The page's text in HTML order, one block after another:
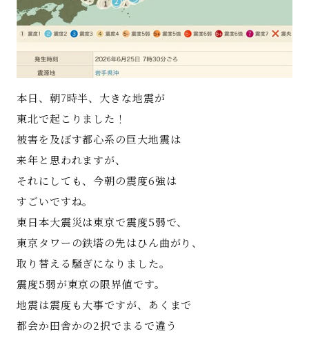
本日、朝7時半、大きな地震が
東北で起こりました！
被害を及ぼす都心系の巨大地震は
来年と思われますが、
それにしても、今朝の震度6強は
すごいですね。
東日本大震災は東京で震度5弱で、
東京タワーの鉄塔の先はひん曲がり、
取り替える騒ぎになりました。
震度5弱が東京の限界値です。
地震は震度も大事ですが、あくまで
都会か田舎かの2択でまるで違う